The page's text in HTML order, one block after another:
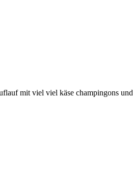
mit viel viel käse champingons und